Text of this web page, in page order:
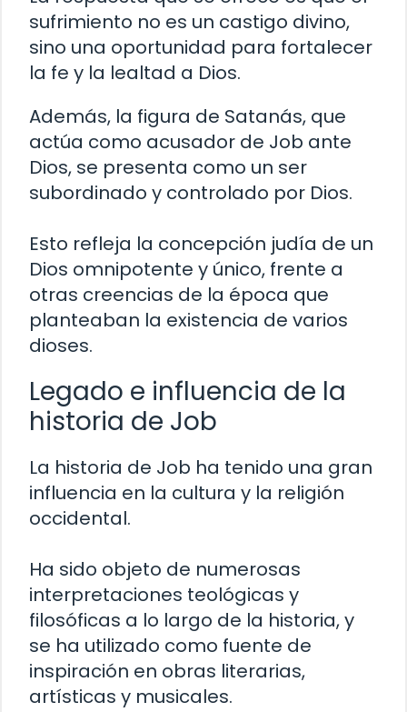
sufrimiento no es un castigo divino,
sino una oportunidad para fortalecer
la fe y la lealtad a Dios.
Además, la figura de Satanás, que
actúa como acusador de Job ante
Dios, se presenta como un ser
subordinado y controlado por Dios.
Esto refleja la concepción judía de un
Dios omnipotente y único, frente a
otras creencias de la época que
planteaban la existencia de varios
dioses.
Legado e influencia de la
historia de Job
La historia de Job ha tenido una gran
influencia en la cultura y la religión
occidental.
Ha sido objeto de numerosas
interpretaciones teológicas y
filosóficas a lo largo de la historia, y
se ha utilizado como fuente de
inspiración en obras literarias,
artísticas y musicales.